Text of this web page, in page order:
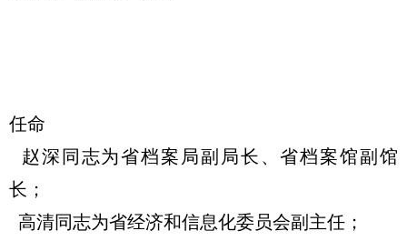
任命
赵深同志为省档案局副局长、省档案馆副馆
长；
高清同志为省经济和信息化委员会副主任；